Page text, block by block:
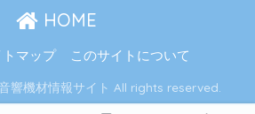
HOME
トマップ このサイトについて
響機材情報サイト All rights reserved.